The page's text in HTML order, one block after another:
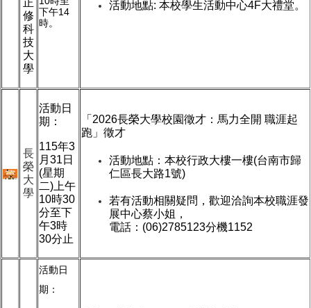
修
科
技
大
學
下午14
時。
活動地點: 本校學生活動中心4F大禮堂。
長
榮
大
學
活動日
期：
115年3
月31日
(星期
二) 上午
10時30
分至下
午3時
30分止
「 2026長榮大學校園徵才：馬力全開 職涯起
跑」 徵才
活動地點：本校行政大樓一樓(台南市歸
仁區長大路1號)
若有活動相關疑問，歡迎洽詢本校職涯發
展中心蔡小姐，
電話： (06)2785123分機1152
活動日
期：